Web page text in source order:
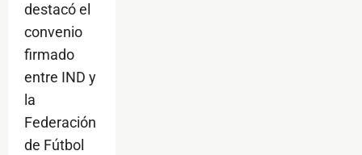
destacó el
convenio
firmado
entre IND y
la
Federación
de Fútbol